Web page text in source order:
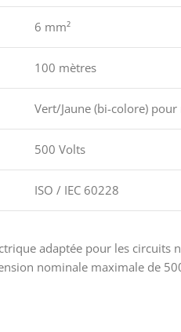
6 mm²
100 mètres
Vert/Jaune (bi-colore)
500 Volts
ISO / IEC 60228
adaptée pour les circuits
nominale maximale de